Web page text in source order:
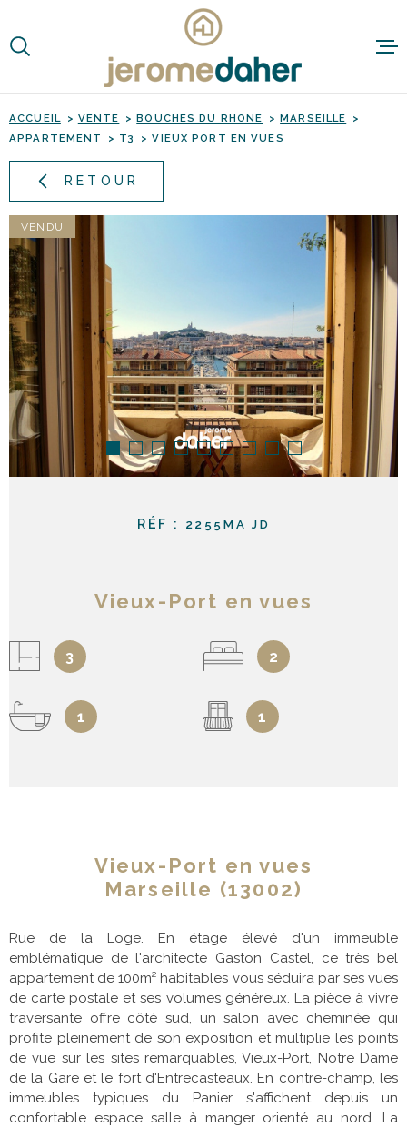
lamenu
contenu
ACCUEIL VENTE BOUCHES DU RHONE
MARSEILLE
APPARTEMENT
T3 VIEUX PORT EN VUES
RETOUR
VENDU
RÉF : 2255MA JD
Vieux-Port en vues
3 2
1 1
Vieux-Port en vues
Marseille (13002)
Rue de la Loge. En étage élevé d'un immeuble
emblématique de l'architecte Gaston Castel, ce très bel
appartement de 100m² habitables vous séduira par ses vues
de carte postale et ses volumes généreux. La pièce à vivre
traversante offre côté sud, un salon avec cheminée qui
profite pleinement de son exposition et multiplie les points
de vue sur les sites remarquables, Vieux-Port, Notre Dame
de la Gare et le fort d'Entrecasteaux. En contre-champ, les
immeubles typiques du Panier s'affichent depuis un
confortable espace salle à manger orienté au nord. La
VOTRE
RECHERCHE
DE
Budget
BUDGET
RECHERCHER